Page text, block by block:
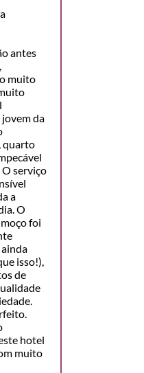
antes
muito
da
quarto
serviço
a
O
foi
isso!),
de
hotel
muito